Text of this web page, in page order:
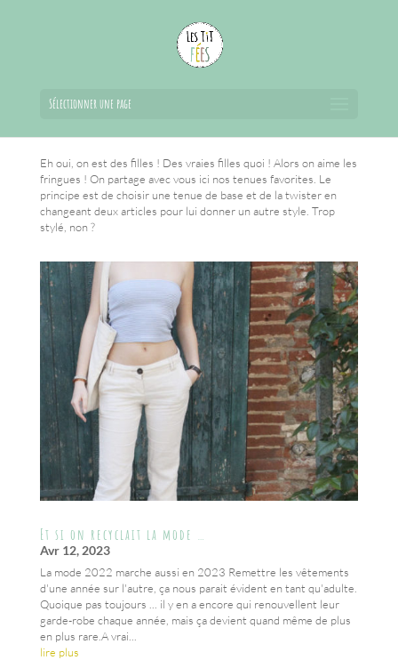
Sélectionner une page
Eh oui, on est des filles ! Des vraies filles quoi ! Alors on aime les
fringues ! On partage avec vous ici nos tenues favorites. Le
principe est de choisir une tenue de base et de la twister en
changeant deux articles pour lui donner un autre style. Trop
stylé, non ?
Et si on recyclait la mode …
Avr 12, 2023
La mode 2022 marche aussi en 2023 Remettre les vêtements
d'une année sur l'autre, ça nous parait évident en tant qu'adulte.
Quoique pas toujours ... il y en a encore qui renouvellent leur
garde-robe chaque année, mais ça devient quand même de plus
en plus rare.A vrai...
lire plus